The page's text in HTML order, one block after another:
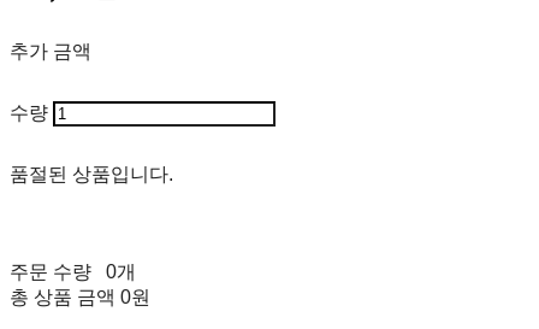
추가 금액
수량
품절된 상품입니다.
주문 수량
0개
총 상품 금액 0원